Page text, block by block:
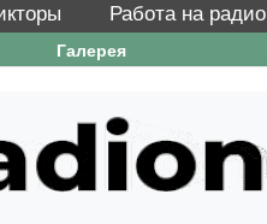
Работа на радио
Галерея